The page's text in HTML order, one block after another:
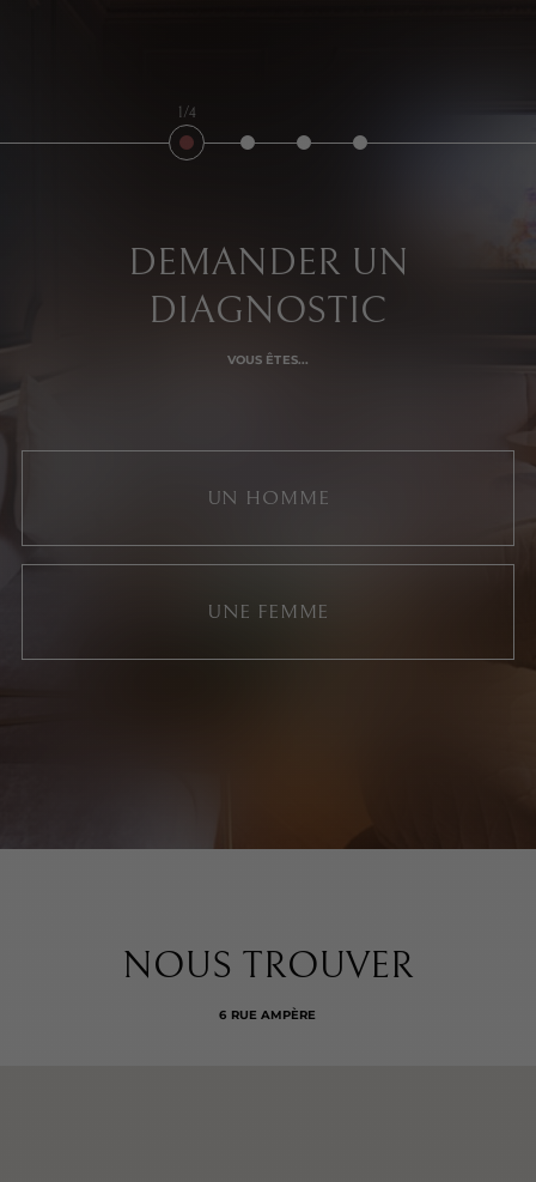
DEMANDER UN
DIAGNOSTIC
VOUS ÊTES...
UN HOMME
UNE FEMME
1/4
NOUS TROUVER
6 RUE AMPÈRE